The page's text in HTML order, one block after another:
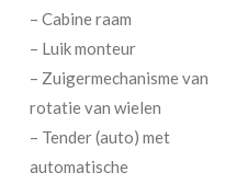
– Cabine raam
– Luik monteur
– Zuigermechanisme van
rotatie van wielen
– Tender (auto) met
automatische